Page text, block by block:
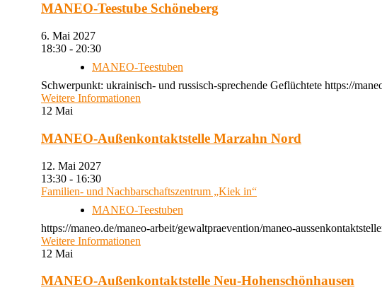
MANEO-Teestube Schöneberg
6. Mai 2027
18:30 - 20:30
MANEO-Teestuben
Schwerpunkt: ukrainisch- und russisch-sprechende Geflüchtete https://
Weitere Informationen
12 Mai
MANEO-Außenkontaktstelle Marzahn Nord
12. Mai 2027
13:30 - 16:30
Familien- und Nachbarschaftszentrum „Kiek in“
MANEO-Teestuben
https://maneo.de/maneo-arbeit/gewaltpraevention/maneo-
Weitere Informationen
12 Mai
MANEO-Außenkontaktstelle Neu-Hohenschönhausen